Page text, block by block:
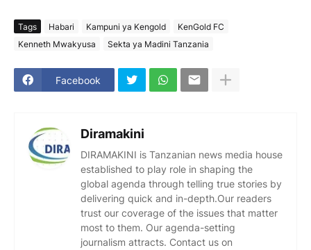
Tags Habari Kampuni ya Kengold
KenGold FC
Kenneth Mwakyusa
Sekta ya Madini Tanzania
Facebook
Diramakini
DIRAMAKINI is Tanzanian news media house
established to play role in shaping the
global agenda through telling true stories by
delivering quick and in-depth.Our readers
trust our coverage of the issues that matter
most to them. Our agenda-setting
journalism attracts. Contact us on